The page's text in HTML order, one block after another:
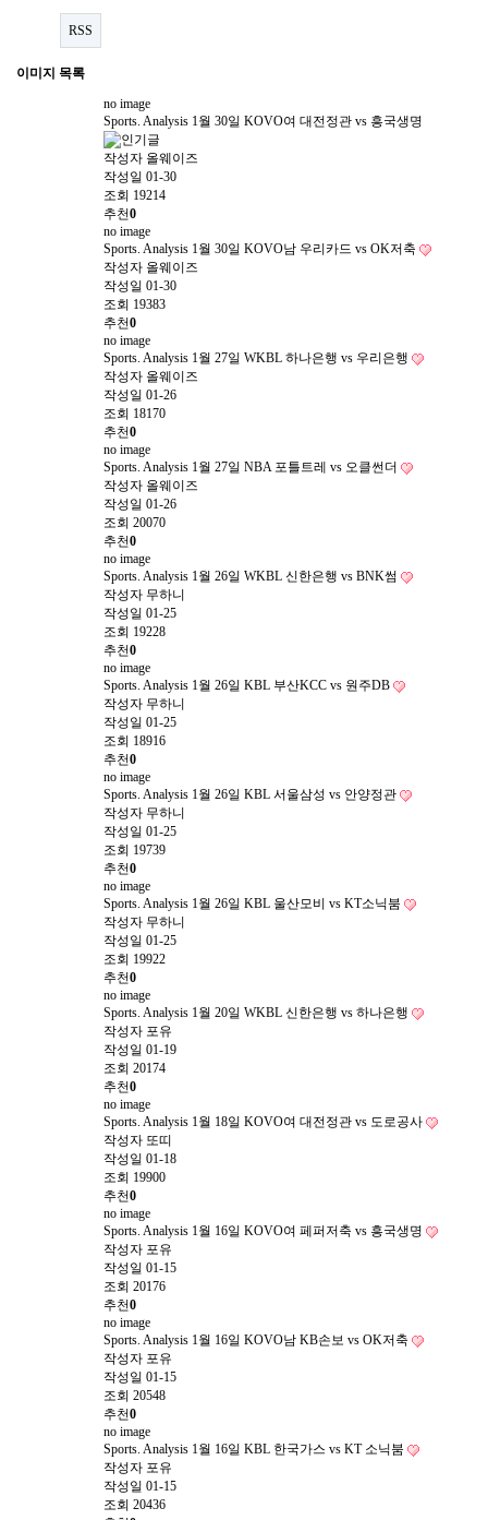
RSS
이미지 목록
no image
Sports. Analysis 1월 30일 KOVO여 대전정관 vs 흥국생명
작성자 올웨이즈
작성일 01-30
조회 19214
추천0
no image
Sports. Analysis 1월 30일 KOVO남 우리카드 vs OK저축
작성자 올웨이즈
작성일 01-30
조회 19383
추천0
no image
Sports. Analysis 1월 27일 WKBL 하나은행 vs 우리은행
작성자 올웨이즈
작성일 01-26
조회 18170
추천0
no image
Sports. Analysis 1월 27일 NBA 포틀트레 vs 오클썬더
작성자 올웨이즈
작성일 01-26
조회 20070
추천0
no image
Sports. Analysis 1월 26일 WKBL 신한은행 vs BNK썸
작성자 무하니
작성일 01-25
조회 19228
추천0
no image
Sports. Analysis 1월 26일 KBL 부산KCC vs 원주DB
작성자 무하니
작성일 01-25
조회 18916
추천0
no image
Sports. Analysis 1월 26일 KBL 서울삼성 vs 안양정관
작성자 무하니
작성일 01-25
조회 19739
추천0
no image
Sports. Analysis 1월 26일 KBL 울산모비 vs KT소닉붐
작성자 무하니
작성일 01-25
조회 19922
추천0
no image
Sports. Analysis 1월 20일 WKBL 신한은행 vs 하나은행
작성자 포유
작성일 01-19
조회 20174
추천0
no image
Sports. Analysis 1월 18일 KOVO여 대전정관 vs 도로공사
작성자 또띠
작성일 01-18
조회 19900
추천0
no image
Sports. Analysis 1월 16일 KOVO여 페퍼저축 vs 흥국생명
작성자 포유
작성일 01-15
조회 20176
추천0
no image
Sports. Analysis 1월 16일 KOVO남 KB손보 vs OK저축
작성자 포유
작성일 01-15
조회 20548
추천0
no image
Sports. Analysis 1월 16일 KBL 한국가스 vs KT 소닉붐
작성자 포유
작성일 01-15
조회 20436